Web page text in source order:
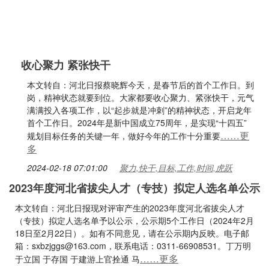
收心聚力 紧张快干
本文转自：河北日报蔡晓辉今天，是春节后的首个工作日。到
岗，精神状态就要到位。大家都要收心聚力、紧张快干，元气
满满投入各项工作，以“起步就是冲刺”的精神状态，开启龙年
首个工作日。2024年是新中国成立75周年，是实现“十四五”
规划目标任务的关键一年，做好今年的工作十分重要……更
多
2024-02-18 07:01:00 聚力,快干,目标,工作,时间,虎跃
2023年度河北省拔尖人才（专技）拟定人选名单公示
本文转自：河北日报现对评审产生的2023年度河北省拔尖人才
（专技）拟定人选名单予以公示，公示期5个工作日（2024年2月
18日至2月22日）。如有不同意见，请在公示期内反映。电子邮
箱：sxbzjggs@163.com，联系电话：0311-66908531。丁万明
于立国 于存国 于建游上官拴通 马……更多